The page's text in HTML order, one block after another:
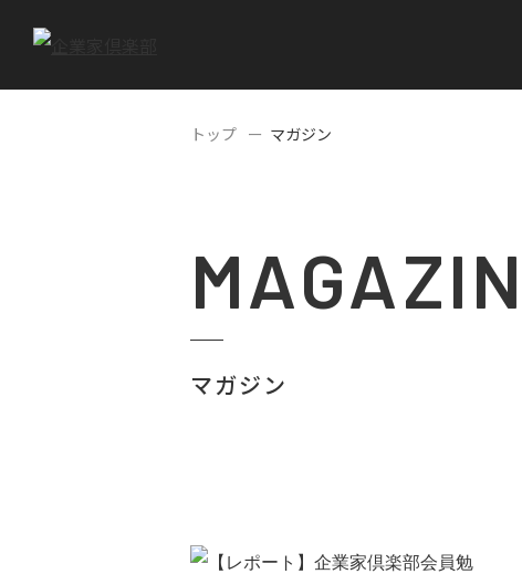
トップ マガジン
マガジン